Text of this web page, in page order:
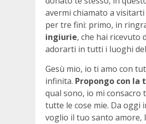
avermi chiamato a
per tre fini: primo, in
ingiurie, che hai ricevuto
adorarti in tutti i luoghi
Gesù mio, io ti amo con
infinita. Propongo con la
qual sono, io mi
tutte le cose mie. Da oggi
voglio il tuo santo amore,